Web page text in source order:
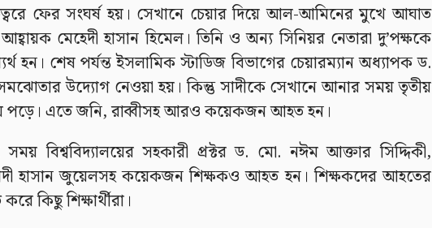
ফের সংঘর্ষ হয়। সেখানে চেয়ার দিয়ে আল-আমিনের মুখে আঘাত
মেহেদী হাসান হিমেল। তিনি ও অন্য সিনিয়র নেতারা দু’পক্ষকে
হন। শেষ পর্যন্ত ইসলামিক স্টাডিজ বিভাগের চেয়ারম্যান অধ্যাপক ড.
উদ্যোগ নেওয়া হয়। কিন্তু সাদীকে সেখানে আনার সময় তৃতীয়
পড়ে। এতে জনি, রাব্বীসহ আরও কয়েকজন আহত হন।
সময় বিশ্ববিদ্যালয়ের সহকারী প্রক্টর ড. মো. নঈম আক্তার সিদ্দিকী,
হাসান জুয়েলসহ কয়েকজন শিক্ষকও আহত হন। শিক্ষকদের আহতের
কিছু শিক্ষার্থীরা।